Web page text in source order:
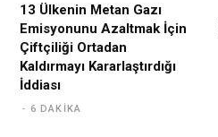
13 Ülkenin Metan Gazı
Emisyonunu Azaltmak İçin
Çiftçiliği Ortadan
Kaldırmayı Kararlaştırdığı
İddiası
6 DAKIKA